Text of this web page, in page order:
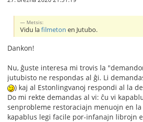
Metsis:
Vidu lafilmeton en Jutubo.
Dankon!
Nu, ĝuste interesa mi trovis la
jutubisto ne respondas al ĝi. Li
) kaj al Estonlingvanoj respondi al la
Do mi rekte demandas al vi: ĉu vi
senprobleme restoraciajn menuojn en la
kapablus legi facile por-infanajn librojn